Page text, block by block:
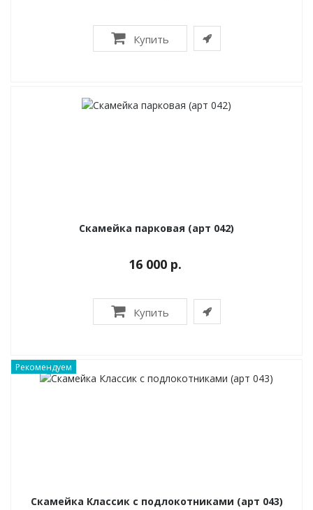
Купить
Скамейка парковая (арт 042)
16 000 р.
Купить
Рекомендуем
Скамейка Классик с подлокотниками (арт 043)